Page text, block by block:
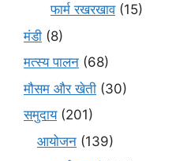
फार्म रखरखाव(15)
मंडी (8)
मत्स्य पालन (68)
मौसम और खेती (30)
समुदाय(201)
आयोजन (139)